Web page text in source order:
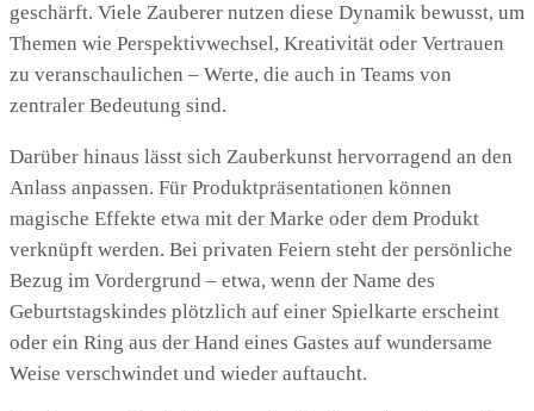
geschärft. Viele Zauberer nutzen diese Dynamik bewusst, um
Themen wie Perspektivwechsel, Kreativität oder Vertrauen
zu veranschaulichen – Werte, die auch in Teams von
zentraler Bedeutung sind.
Darüber hinaus lässt sich Zauberkunst hervorragend an den
Anlass anpassen. Für Produktpräsentationen können
magische Effekte etwa mit der Marke oder dem Produkt
verknüpft werden. Bei privaten Feiern steht der persönliche
Bezug im Vordergrund – etwa, wenn der Name des
Geburtstagskindes plötzlich auf einer Spielkarte erscheint
oder ein Ring aus der Hand eines Gastes auf wundersame
Weise verschwindet und wieder auftaucht.